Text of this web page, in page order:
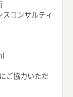
コンサルティ
ご協力いただ